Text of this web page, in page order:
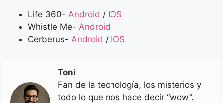
Life 360- Android / IOS
Whistle Me- Android
Cerberus- Android / IOS
Toni
Fan de la tecnología, los misterios y
todo lo que nos hace decir “wow”.